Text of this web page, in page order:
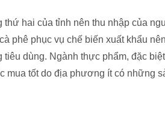
thứ hai của tỉnh nên thu nhập của
phê phục vụ chế biến xuất khẩu
dùng. Ngành thực phẩm, đặc
mua tốt do địa phương ít có những